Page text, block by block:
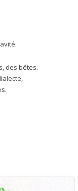
des bêtes.